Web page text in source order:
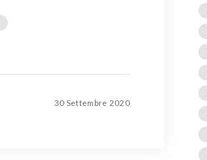
30 Settembre 2020